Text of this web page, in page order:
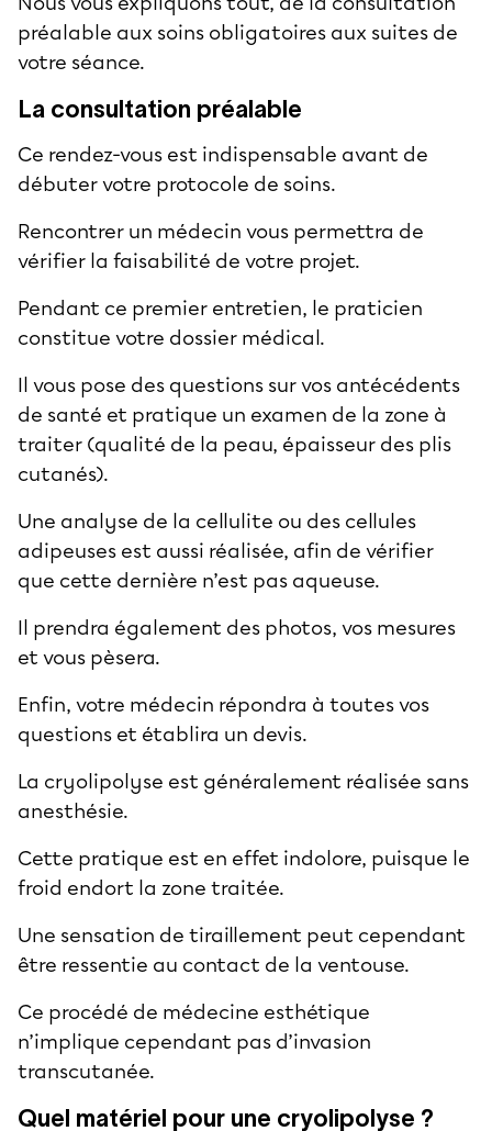
préalable aux soins obligatoires aux suites de
votre séance.
La consultation préalable
Ce rendez-vous est indispensable avant de
débuter votre protocole de soins.
Rencontrer un médecin vous permettra de
vérifier la faisabilité de votre projet.
Pendant ce premier entretien, le praticien
constitue votre dossier médical.
Il vous pose des questions sur vos antécédents
de santé et pratique un examen de la zone à
traiter (qualité de la peau, épaisseur des plis
cutanés).
Une analyse de la cellulite ou des cellules
adipeuses est aussi réalisée, afin de vérifier
que cette dernière n’est pas aqueuse.
Il prendra également des photos, vos mesures
et vous pèsera.
Enfin, votre médecin répondra à toutes vos
questions et établira un devis.
La cryolipolyse est généralement réalisée sans
anesthésie.
Cette pratique est en effet indolore, puisque le
froid endort la zone traitée.
Une sensation de tiraillement peut cependant
être ressentie au contact de la ventouse.
Ce procédé de médecine esthétique
n’implique cependant pas d’invasion
transcutanée.
Quel matériel pour une cryolipolyse ?